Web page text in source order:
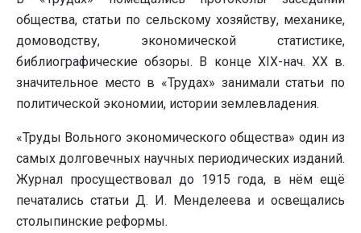
общества, статьи по сельскому хозяйству, механике,
домоводству, экономической статистике,
библиографические обзоры. В конце XIX-нач. XX в.
значительное место в «Трудах» занимали статьи по
политической экономии, истории землевладения.
«Труды Вольного экономического общества» один из
самых долговечных научных периодических изданий.
Журнал просуществовал до 1915 года, в нём ещё
печатались статьи Д. И. Менделеева и освещались
столыпинские реформы.